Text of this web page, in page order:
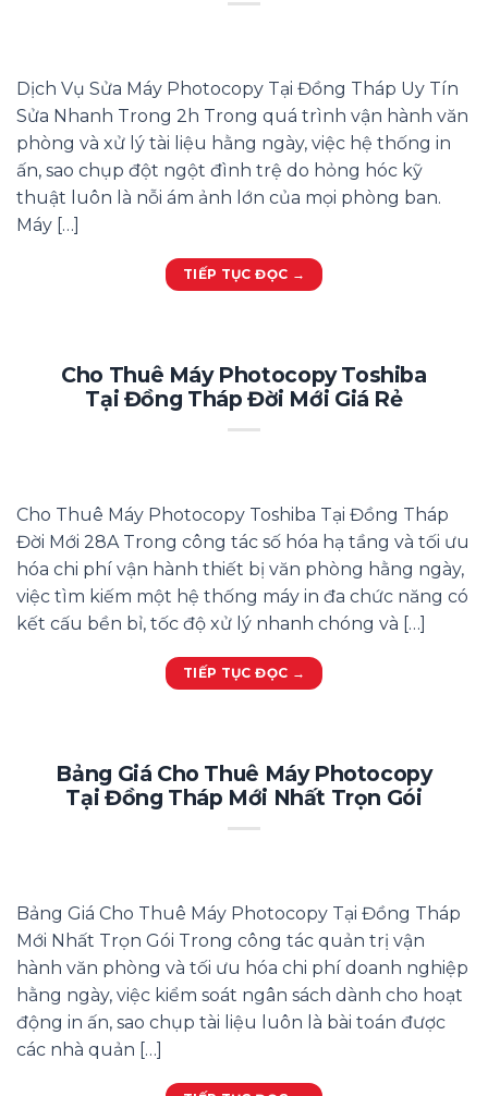
Dịch Vụ Sửa Máy Photocopy Tại Đồng Tháp Uy Tín
Sửa Nhanh Trong 2h Trong quá trình vận hành văn
phòng và xử lý tài liệu hằng ngày, việc hệ thống in
ấn, sao chụp đột ngột đình trệ do hỏng hóc kỹ
thuật luôn là nỗi ám ảnh lớn của mọi phòng ban.
Máy […]
TIẾP TỤC ĐỌC →
Cho Thuê Máy Photocopy Toshiba
Tại Đồng Tháp Đời Mới Giá Rẻ
Cho Thuê Máy Photocopy Toshiba Tại Đồng Tháp
Đời Mới 28A Trong công tác số hóa hạ tầng và tối ưu
hóa chi phí vận hành thiết bị văn phòng hằng ngày,
việc tìm kiếm một hệ thống máy in đa chức năng có
kết cấu bền bỉ, tốc độ xử lý nhanh chóng và […]
TIẾP TỤC ĐỌC →
Bảng Giá Cho Thuê Máy Photocopy
Tại Đồng Tháp Mới Nhất Trọn Gói
Bảng Giá Cho Thuê Máy Photocopy Tại Đồng Tháp
Mới Nhất Trọn Gói Trong công tác quản trị vận
hành văn phòng và tối ưu hóa chi phí doanh nghiệp
hằng ngày, việc kiểm soát ngân sách dành cho hoạt
động in ấn, sao chụp tài liệu luôn là bài toán được
các nhà quản […]